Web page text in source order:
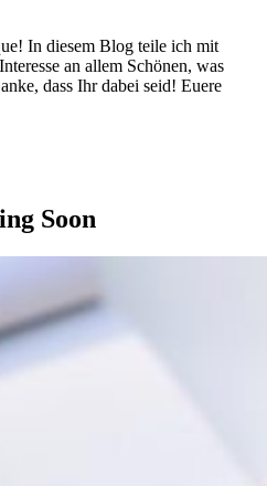
In diesem Blog teile ich mit
an allem Schönen, was
dass Ihr dabei seid! Euere
Soon